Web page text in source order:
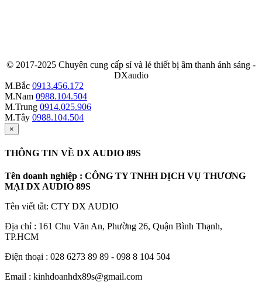
© 2017-2025 Chuyên cung cấp sỉ và lẻ thiết bị âm thanh ánh sáng -
DXaudio
M.Bắc 0913.456.172
M.Nam 0988.104.504
M.Trung 0914.025.906
M.Tây 0988.104.504
×
THÔNG TIN VỀ DX AUDIO 89S
Tên doanh nghiệp : CÔNG TY TNHH DỊCH VỤ THƯƠNG
MẠI DX AUDIO 89S
Tên viết tắt: CTY DX AUDIO
Địa chỉ : 161 Chu Văn An, Phường 26, Quận Bình Thạnh,
TP.HCM
Điện thoại : 028 6273 89 89 - 098 8 104 504
Email : kinhdoanhdx89s@gmail.com